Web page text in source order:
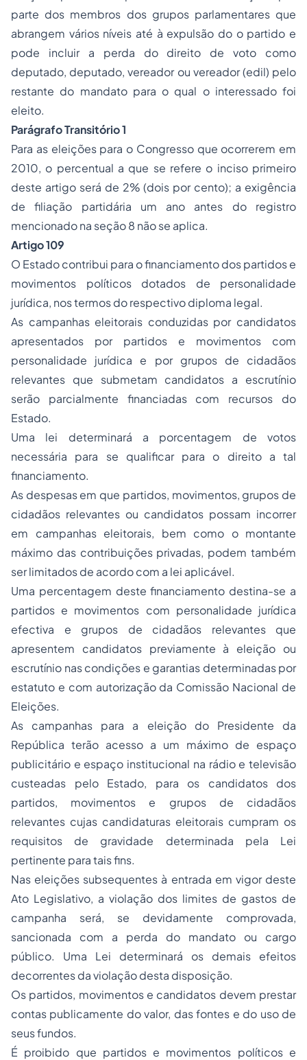
parte dos membros dos grupos parlamentares que
abrangem vários níveis até à expulsão do o partido e
pode incluir a perda do direito de voto como
deputado, deputado, vereador ou vereador (edil) pelo
restante do mandato para o qual o interessado foi
eleito.
Parágrafo Transitório 1
Para as eleições para o Congresso que ocorrerem em
2010, o percentual a que se refere o inciso primeiro
deste artigo será de 2% (dois por cento); a exigência
de filiação partidária um ano antes do registro
mencionado na seção 8 não se aplica.
Artigo 109
O Estado contribui para o financiamento dos partidos e
movimentos políticos dotados de personalidade
jurídica, nos termos do respectivo diploma legal.
As campanhas eleitorais conduzidas por candidatos
apresentados por partidos e movimentos com
personalidade jurídica e por grupos de cidadãos
relevantes que submetam candidatos a escrutínio
serão parcialmente financiadas com recursos do
Estado.
Uma lei determinará a porcentagem de votos
necessária para se qualificar para o direito a tal
financiamento.
As despesas em que partidos, movimentos, grupos de
cidadãos relevantes ou candidatos possam incorrer
em campanhas eleitorais, bem como o montante
máximo das contribuições privadas, podem também
ser limitados de acordo com a lei aplicável.
Uma percentagem deste financiamento destina-se a
partidos e movimentos com personalidade jurídica
efectiva e grupos de cidadãos relevantes que
apresentem candidatos previamente à eleição ou
escrutínio nas condições e garantias determinadas por
estatuto e com autorização da Comissão Nacional de
Eleições.
As campanhas para a eleição do Presidente da
República terão acesso a um máximo de espaço
publicitário e espaço institucional na rádio e televisão
custeadas pelo Estado, para os candidatos dos
partidos, movimentos e grupos de cidadãos
relevantes cujas candidaturas eleitorais cumpram os
requisitos de gravidade determinada pela Lei
pertinente para tais fins.
Nas eleições subsequentes à entrada em vigor deste
Ato Legislativo, a violação dos limites de gastos de
campanha será, se devidamente comprovada,
sancionada com a perda do mandato ou cargo
público. Uma Lei determinará os demais efeitos
decorrentes da violação desta disposição.
Os partidos, movimentos e candidatos devem prestar
contas publicamente do valor, das fontes e do uso de
seus fundos.
É proibido que partidos e movimentos políticos e